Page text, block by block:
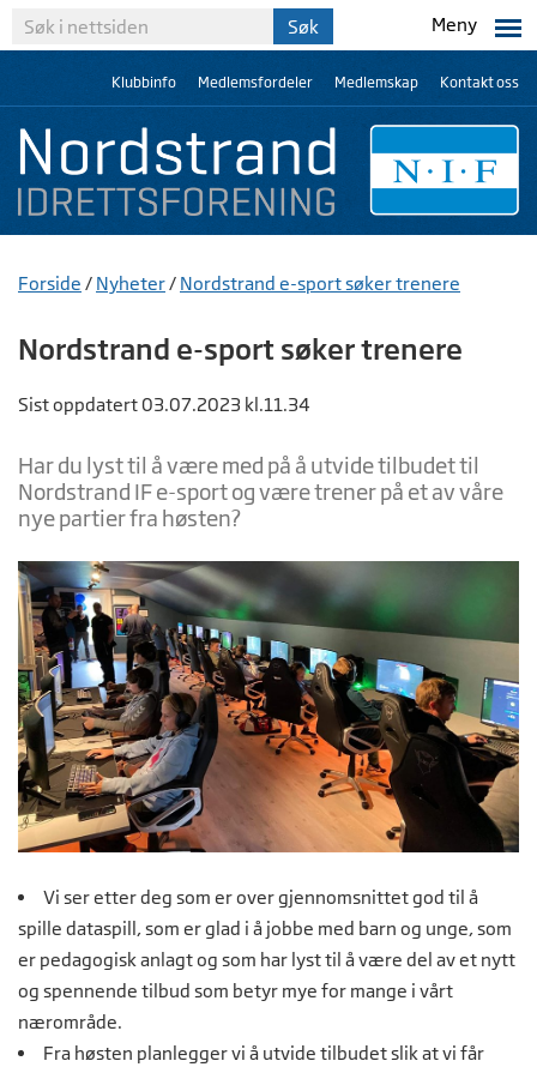
Meny
Klubbinfo Medlemsfordeler Medlemskap Kontakt oss
Forside / Nyheter/ Nordstrand e-sport søker trenere
Nordstrand e-sport søker trenere
Sist oppdatert 03.07.2023 kl.11.34
Har du lyst til å være med på å utvide tilbudet til
Nordstrand IF e-sport og være trener på et av våre
nye partier fra høsten?
Vi ser etter deg som er over gjennomsnittet god til å
spille dataspill, som er glad i å jobbe med barn og unge, som
er pedagogisk anlagt og som har lyst til å være del av et nytt
og spennende tilbud som betyr mye for mange i vårt
nærområde.
Fra høsten planlegger vi å utvide tilbudet slik at vi får